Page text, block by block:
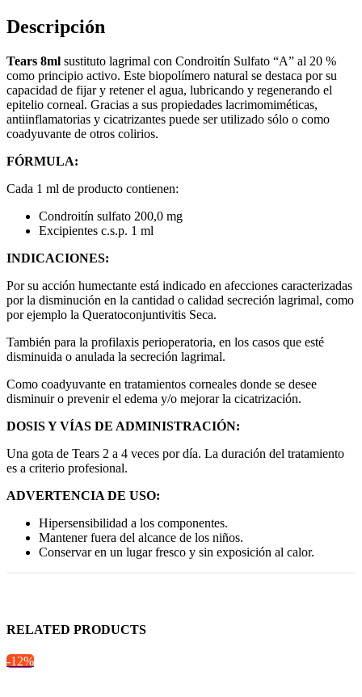
Descripción
Tears 8ml sustituto lagrimal con Condroitín Sulfato “A” al 20 %
como principio activo. Este biopolímero natural se destaca por su
capacidad de fijar y retener el agua, lubricando y regenerando el
epitelio corneal. Gracias a sus propiedades lacrimomiméticas,
antiinflamatorias y cicatrizantes puede ser utilizado sólo o como
coadyuvante de otros colirios.
FÓRMULA:
Cada 1 ml de producto contienen:
Condroitín sulfato 200,0 mg
Excipientes c.s.p. 1 ml
INDICACIONES:
Por su acción humectante está indicado en afecciones caracterizadas
por la disminución en la cantidad o calidad secreción lagrimal, como
por ejemplo la Queratoconjuntivitis Seca.
También para la profilaxis perioperatoria, en los casos que esté
disminuida o anulada la secreción lagrimal.
Como coadyuvante en tratamientos corneales donde se desee
disminuir o prevenir el edema y/o mejorar la cicatrización.
DOSIS Y VÍAS DE ADMINISTRACIÓN:
Una gota de Tears 2 a 4 veces por día. La duración del tratamiento
es a criterio profesional.
ADVERTENCIA DE USO:
Hipersensibilidad a los componentes.
Mantener fuera del alcance de los niños.
Conservar en un lugar fresco y sin exposición al calor.
RELATED PRODUCTS
-12%